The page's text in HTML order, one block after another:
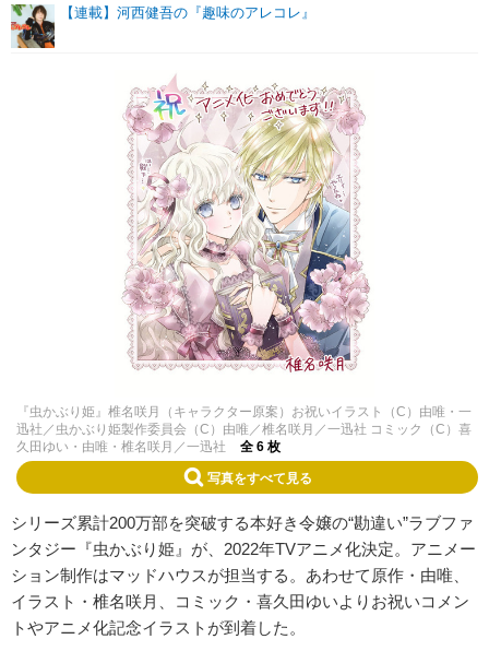
【連載】河西健吾の『趣味のアレコレ』
『虫かぶり姫』椎名咲月（キャラクター原案）お祝いイラスト（C）由唯・一
迅社／虫かぶり姫製作委員会（C）由唯／椎名咲月／一迅社 コミック（C）喜
久田ゆい・由唯・椎名咲月／一迅社
全 6 枚
写真をすべて見る
シリーズ累計200万部を突破する本好き令嬢の“勘違い”ラブファ
ンタジー『虫かぶり姫』が、2022年TVアニメ化決定。アニメー
ション制作はマッドハウスが担当する。あわせて原作・由唯、
イラスト・椎名咲月、コミック・喜久田ゆいよりお祝いコメン
トやアニメ化記念イラストが到着した。